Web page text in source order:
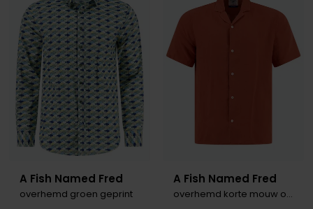
A Fish Named Fred
overhemd groen geprint
Toevoegen aan favorieten
A Fish Named Fred
overhemd korte mouw oranje